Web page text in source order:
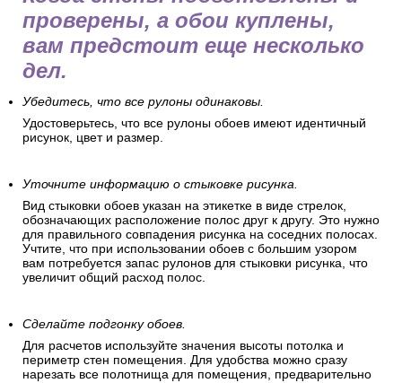
Перед поклейкой обоев
Когда стены подготовлены и
проверены, а обои куплены,
вам предстоит еще несколько
Убедитесь, что все рулоны одинаковы.
Удостоверьтесь, что все рулоны обоев имеют идентичный
рисунок, цвет и размер.
Уточните информацию о стыковке рисунка.
обозначающих расположение полос друг к другу. Это нужно
для правильного совпадения рисунка на соседних полосах.
Учтите, что при использовании обоев с большим узором
вам потребуется запас рулонов для стыковки рисунка, что
увеличит общий расход полос.